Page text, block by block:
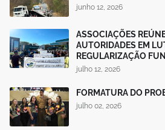
junho 12, 2026
ASSOCIAÇÕES
AUTORIDADES EM
REGULARIZAÇÃO
julho 12, 2026
FORMATURA DO
julho 02, 2026